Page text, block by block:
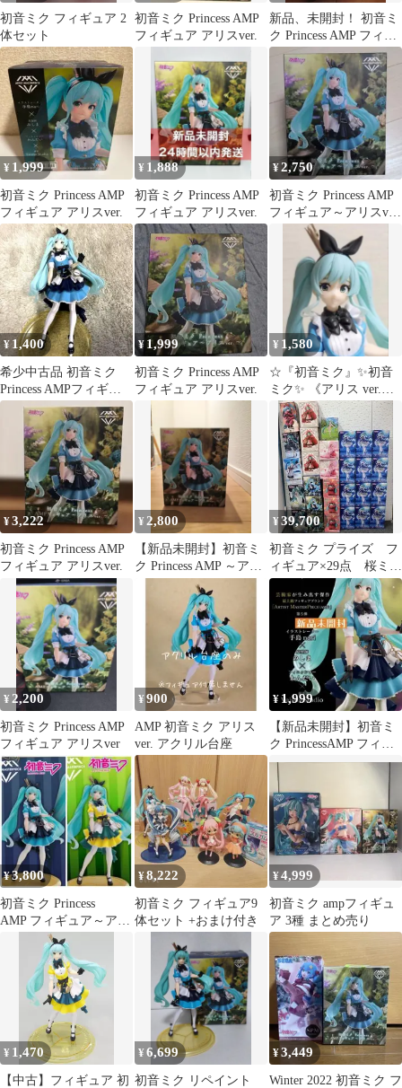
初音ミク フィギュア 2
体セット
初音ミク Princess AMP
フィギュア アリスver.
新品、未開封！ 初音ミ
ク Princess AMP フィギ
ュア アリスver.
¥ 1,999
初音ミク Princess AMP
フィギュア アリスver.
¥ 1,888
初音ミク Princess AMP
フィギュア アリスver.
¥2,750
初音ミク Princess AMP
フィギュア～アリスver.
¥ 1,400
希少中古品 初音ミク
Princess AMPフィギュ
ア アリスver.プライズ
¥ 1,999
初音ミク Princess AMP
フィギュア アリスver.
¥ 1,580
☆『初音ミク』✨初音
ミク✨ 《アリス ver.》
Princess フィギュア ❣️
¥3,222
初音ミク Princess AMP
フィギュア アリスver.
¥2,800
【新品未開封】初音ミ
ク Princess AMP ～アリ
¥39,700
初音ミク プライズ フ
ィギュア×29点 桜ミ
ク AMP まとめ売り
¥ 2,200
初音ミク Princess AMP
フィギュア アリスver
¥900
AMP 初音ミク アリス
ver. アクリル台座
¥1,999
【新品未開封】初音ミ
ク PrincessAMP フィギ
ュア～アリスver.～
¥3,800
初音ミク Princess
AMP フィギュア～アリ
スver.～ タイクレ限定
¥8,222
初音ミク フィギュア9
体セット +おまけ付き
¥4,999
初音ミク ampフィギュ
ア 3種 まとめ売り
¥ 1,470
【中古】フィギュア 初
¥6,699
初音ミク リペイント
¥3,449
Winter 2022 初音ミク フ